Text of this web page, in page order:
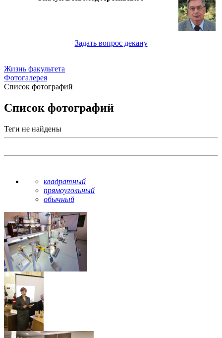
Задать вопрос декану
Жизнь факультета
Фотогалерея
Список фотографий
Список фотографий
Теги не найдены
квадратный
прямоугольный
обычный